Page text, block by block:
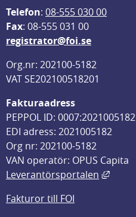
Telefon: 08-555 030 00
Fax: 08-555 031 00
registrator@foi.se
Org.nr: 202100-5182
VAT SE202100518201
Fakturaadress
PEPPOL ID: 0007:2021005182
EDI adress: 2021005182
Org nr: 202100-5182
VAN operatör: OPUS Capita
Leverantörsportalen
Länk
Fakturor till FOI